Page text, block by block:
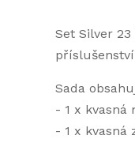
Set Silver
Sada
- 1 x kvasná
- 1 x kvasná